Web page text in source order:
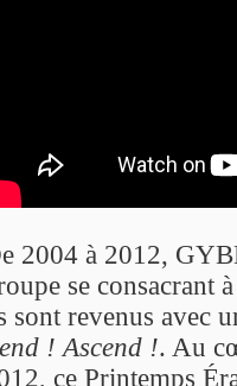
2004 à 2012,
se consacrant
sont revenus avec
! Ascend !. Au
ce Printemps